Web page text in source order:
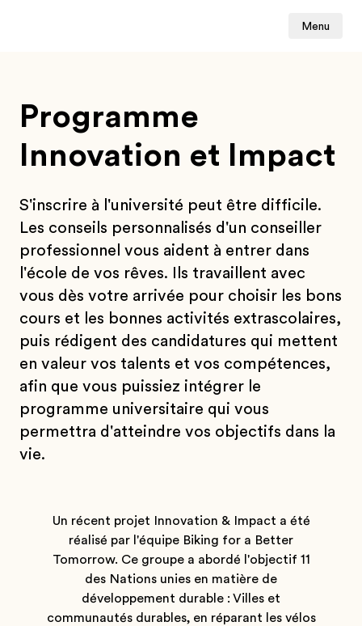
Menu
Programme
Innovation et Impact
S'inscrire à l'université peut être difficile.
Les conseils personnalisés d'un conseiller
professionnel vous aident à entrer dans
l'école de vos rêves. Ils travaillent avec
vous dès votre arrivée pour choisir les bons
cours et les bonnes activités extrascolaires,
puis rédigent des candidatures qui mettent
en valeur vos talents et vos compétences,
afin que vous puissiez intégrer le
programme universitaire qui vous
permettra d'atteindre vos objectifs dans la
vie.
Un récent projet Innovation & Impact a été
réalisé par l'équipe Biking for a Better
Tomorrow. Ce groupe a abordé l'objectif 11
des Nations unies en matière de
développement durable : Villes et
communautés durables, en réparant les vélos